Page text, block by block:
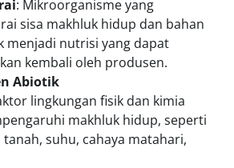
: Mikroorganisme yang
sisa makhluk hidup dan bahan
menjadi nutrisi yang dapat
kembali oleh produsen.
Abiotik
lingkungan fisik dan kimia
makhluk hidup, seperti
tanah, suhu, cahaya matahari,